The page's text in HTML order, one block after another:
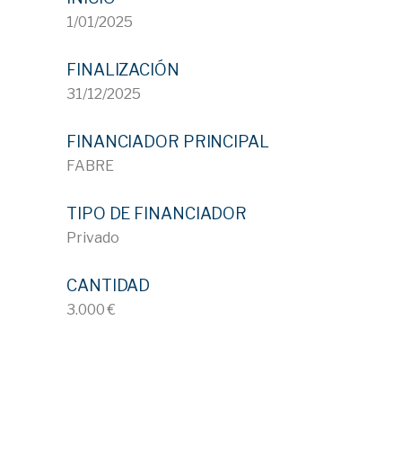
1/01/2025
FINALIZACIÓN
31/12/2025
FINANCIADOR PRINCIPAL
FABRE
TIPO DE FINANCIADOR
Privado
CANTIDAD
3.000 €